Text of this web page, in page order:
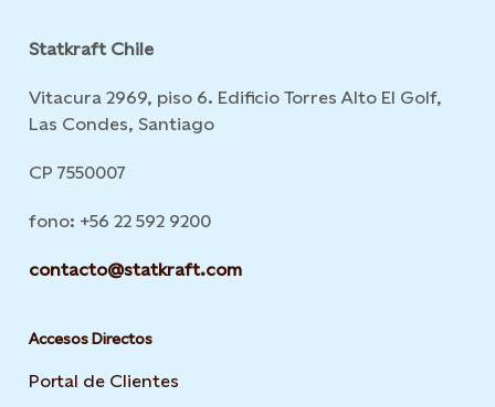
Statkraft Chile
Vitacura 2969, piso 6. Edificio Torres Alto El Golf,
Las Condes, Santiago
CP 7550007
fono: +56 22 592 9200
contacto@statkraft.com
Accesos Directos
Portal de Clientes